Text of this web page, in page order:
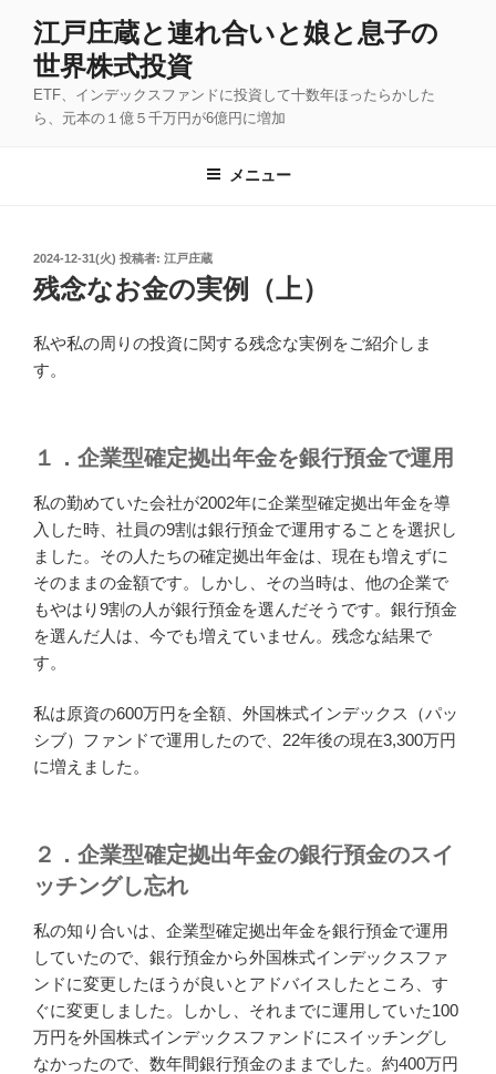
江戸庄蔵と連れ合いと娘と息子の
世界株式投資
ETF、インデックスファンドに投資して十数年ほったらかした
ら、元本の１億５千万円が6億円に増加
メニュー
投
稿
日:
2024-12-31(火) 投稿者: 江戸庄蔵
残念なお金の実例（上）
私や私の周りの投資に関する残念な実例をご紹介しま
す。
１．企業型確定拠出年金を銀行預金で運用
私の勤めていた会社が2002年に企業型確定拠出年金を導
入した時、社員の9割は銀行預金で運用することを選択し
ました。その人たちの確定拠出年金は、現在も増えずに
そのままの金額です。しかし、その当時は、他の企業で
もやはり9割の人が銀行預金を選んだそうです。銀行預金
を選んだ人は、今でも増えていません。残念な結果で
す。
私は原資の600万円を全額、外国株式インデックス（パッ
シブ）ファンドで運用したので、22年後の現在3,300万円
に増えました。
２．企業型確定拠出年金の銀行預金のスイ
ッチングし忘れ
私の知り合いは、企業型確定拠出年金を銀行預金で運用
していたので、銀行預金から外国株式インデックスファ
ンドに変更したほうが良いとアドバイスしたところ、す
ぐに変更しました。しかし、それまでに運用していた100
万円を外国株式インデックスファンドにスイッチングし
なかったので、数年間銀行預金のままでした。約400万円